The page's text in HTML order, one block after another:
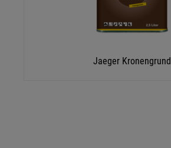
Jaeger Kronengrund